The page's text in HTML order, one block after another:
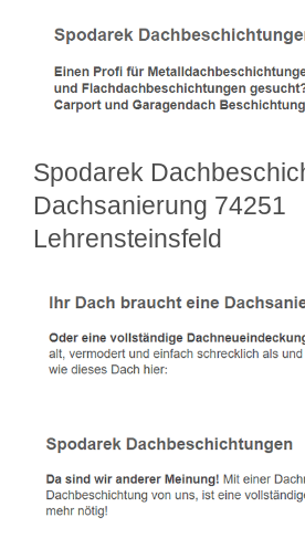
Spodarek
Dachsanierung 74251
Lehrensteinsfeld